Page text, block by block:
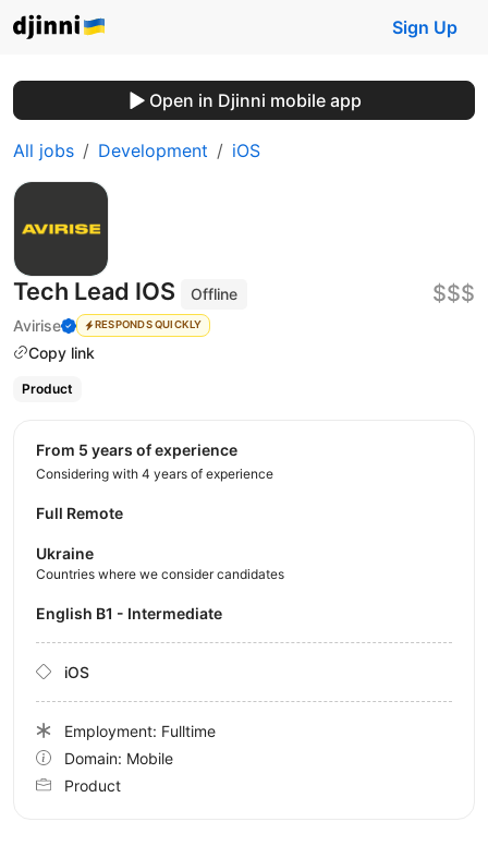
Sign Up
Open in Djinni mobile app
All jobs Development iOS
Tech Lead IOS
Offline
Avirise
RESPONDS QUICKLY
Copy link
$$$
Product
from 5 years of experience
Considering with 4 years of experience
Full Remote
Ukraine
Countries where we consider candidates
English B1 - Intermediate
iOS
Employment: Fulltime
Domain: Mobile
Product